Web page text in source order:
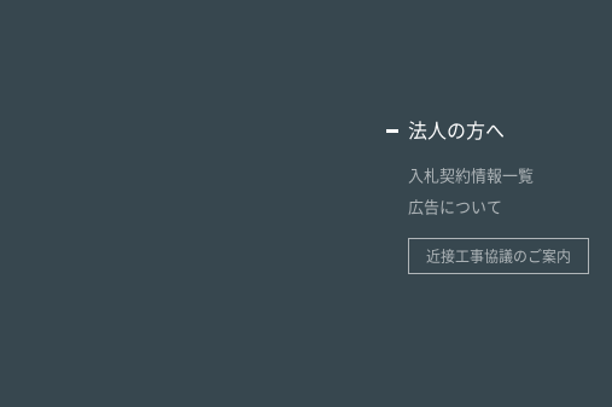
法人の方へ
入札契約情報一覧
広告について
近接工事協議のご案内